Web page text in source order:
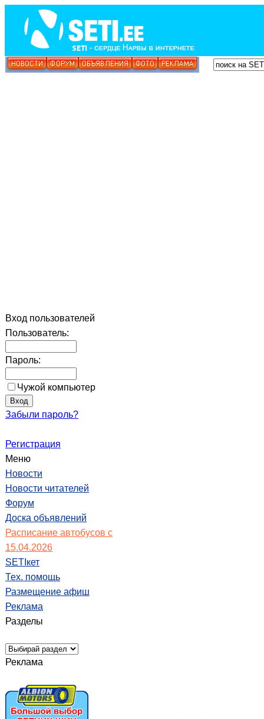
Вход пользователей
Пользователь:
Пароль:
Чужой компьютер
Забыли пароль?
Регистрация
Меню
Новости
Новости читателей
Форум
Доска объявлений
Расписание автобусов с
15.04.2026
SETIкет
Тех. помощь
Размещение афиш
Реклама
Разделы
Реклама